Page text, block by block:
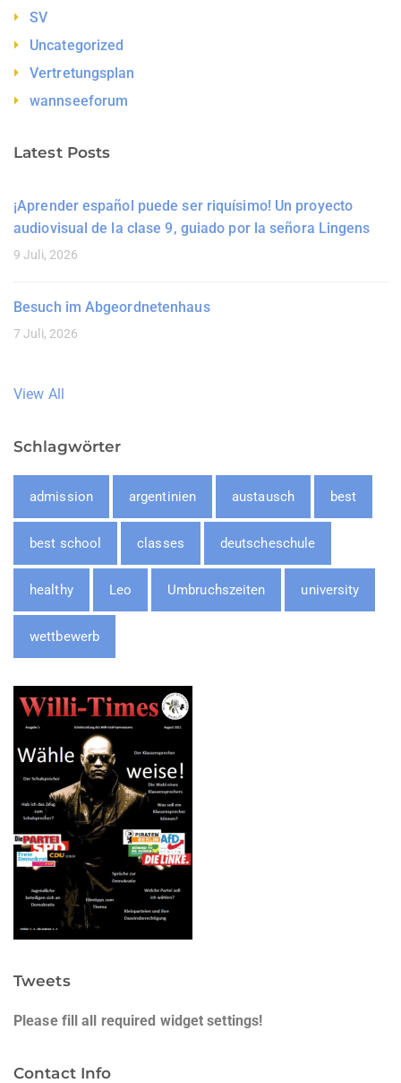
SV
Uncategorized
Vertretungsplan
wannseeforum
Latest Posts
¡Aprender español puede ser riquísimo! Un proyecto
audiovisual de la clase 9, guiado por la señora Lingens
9 Juli, 2026
Besuch im Abgeordnetenhaus
7 Juli, 2026
View All
Schlagwörter
admission argentinien austausch best
best school classes deutscheschule
healthy Leo Umbruchszeiten university
wettbewerb
Tweets
Please fill all required widget settings!
Contact Info